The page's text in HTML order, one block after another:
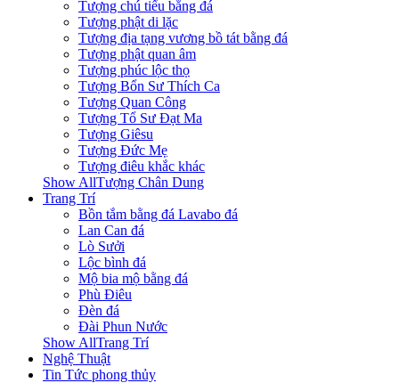
Tượng chú tiểu bằng đá
Tượng phật di lặc
Tượng địa tạng vương bồ tát bằng đá
Tượng phật quan âm
Tượng phúc lộc thọ
Tượng Bổn Sư Thích Ca
Tượng Quan Công
Tượng Tổ Sư Đạt Ma
Tượng Giêsu
Tượng Đức Mẹ
Tượng điêu khắc khác
Show AllTượng Chân Dung
Trang Trí
Bồn tắm bằng đá Lavabo đá
Lan Can đá
Lò Sưởi
Lộc bình đá
Mộ bia mộ bằng đá
Phù Điêu
Đèn đá
Đài Phun Nước
Show AllTrang Trí
Nghệ Thuật
Tin Tức phong thủy